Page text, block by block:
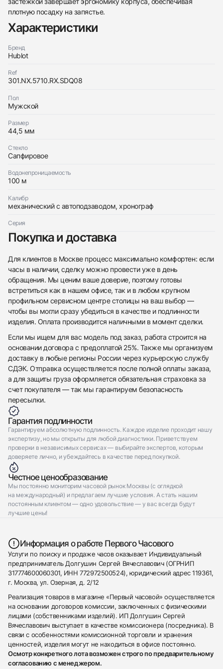
плотную посадку на запястье.
Характеристики
Бренд
Hublot
Ref
301.NX.5710.RX.SDQ08
Пол
Мужской
Размер
44,5 мм
Стекло
Сапфировое
Водонепроницаемость
100 м
Калибр
механический с автоподзаводом, хронограф
Серия
Покупка и доставка
Для клиентов в Москве процесс максимально комфортен: если
часы в наличии, сделку можно провести уже в день
обращения. Мы ценим ваше доверие, поэтому готовы
встретиться как в нашем офисе, так и в любом крупном
профильном сервисном центре столицы на ваш выбор —
чтобы вы могли сразу убедиться в качестве и подлинности
изделия. Оплата производится наличными в момент сделки.
Если мы ищем для вас модель под заказ, работа строится на
основании договора с предоплатой 25%. Также мы организуем
доставку в любые регионы России через курьерскую службу
СДЭК. Отправка осуществляется после полной оплаты заказа,
а для защиты груза оформляется обязательная страховка за
счет покупателя — так мы гарантируем безопасность
пересылки.
Гарантия подлинности
Гарантируем абсолютную подлинность. Каждое изделие проходит нашу
экспертизу, но мы открыты для любой диагностики. Приветствуем
проверки в независимых сервисах — выбирайте экспертов, которым
доверяете лично, и убеждайтесь в качестве перед покупкой.
Честное ценообразование
Мы постоянно мониторим часовой рынок Москвы (с оглядкой
на международный) и предлагаем лучшие условия. А стать нашим
постоянным клиентом — одно удовольствие — у вас всегда будут
лучшие цены!
Информация о работе Первого Часового
Услуги по поиску и продаже часов оказывает Индивидуальный
предприниматель Долгушин Сергей Вячеславович (ОГРНИП
317774600060301, ИНН 772972500524), юридический адрес 119361,
г. Москва, ул. Озерная, д. 2/12
Реализация товаров в магазине «Первый часовой» осуществляется
на основании договоров комиссии, заключенных с физическими
лицами (собственниками изделий). ИП Долгушин Сергей
Вячеславович выступает в качестве комиссионера (посредника). В
связи с особенностями комиссионной торговли и хранения
ценностей, изделия могут не находиться в офисе постоянно.
Осмотр конкретного лота возможен строго по предварительному
согласованию с менеджером.
Заказать эти часы
Оставьте ваши контактные данные и мы свяжемся
Оставьте ваши контактные данные и мы свяжемся
с вами
Hublot